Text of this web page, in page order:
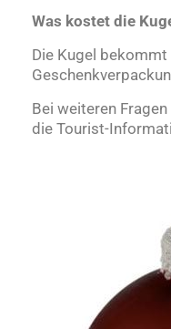
Was kostet die
Die Kugel
Bei weiteren
die Tourist-